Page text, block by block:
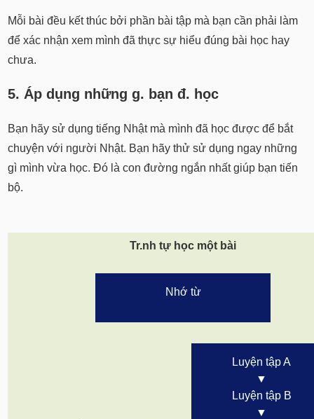
Mỗi bài đều kết thúc bởi phần bài tập mà bạn cần phải làm
để xác nhận xem mình đã thực sự hiểu đúng bài học hay
chưa.
5. Áp dụng những g. bạn đ. học
Bạn hãy sử dụng tiếng Nhật mà mình đã học được để bắt
chuyện với người Nhật. Bạn hãy thử sử dụng ngay những
gì mình vừa học. Đó là con đường ngắn nhất giúp bạn tiến
bộ.
Tr.nh tự học một bài
Nhớ từ
Luyện tập A
▼
Luyện tập B
▼